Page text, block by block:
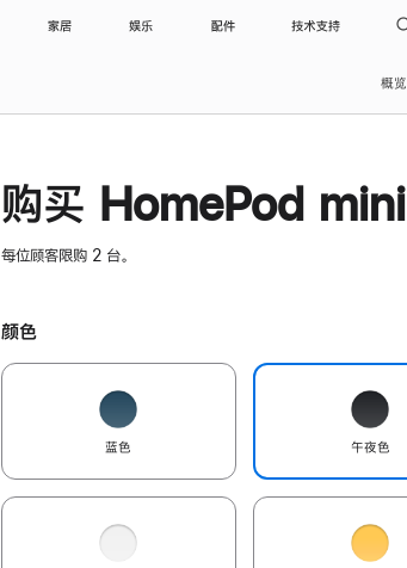
家居 娱乐 配件 技术支持
概览
购买 HomePod mini
每位顾客限购 2 台。
颜色
蓝色 午夜色